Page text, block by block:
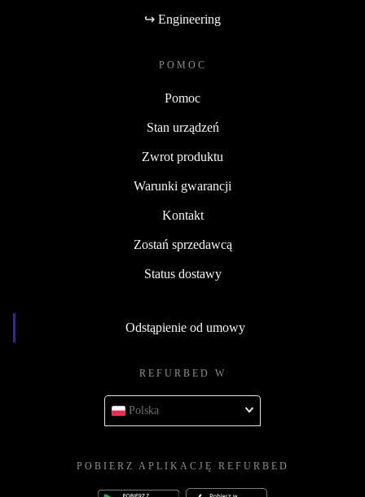
↪ Engineering
POMOC
Pomoc
Stan urządzeń
Zwrot produktu
Warunki gwarancji
Kontakt
Zostań sprzedawcą
Status dostawy
Odstąpienie od umowy
REFURBED W
Polska
POBIERZ APLIKACJĘ REFURBED